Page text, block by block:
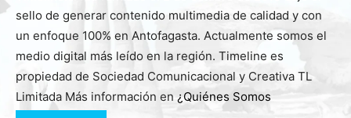
sello de generar contenido multimedia de calidad y con
un enfoque 100% en Antofagasta. Actualmente somos el
medio digital más leído en la región. Timeline es
propiedad de Sociedad Comunicacional y Creativa TL
Limitada Más información en ¿Quiénes Somos